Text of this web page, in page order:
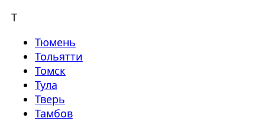
Т
Тюмень
Тольятти
Томск
Тула
Тверь
Тамбов